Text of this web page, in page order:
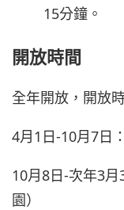
15分鐘。
開放時間
全年開放，開放
4月1日-10月7日
10月8日-次年3
園）